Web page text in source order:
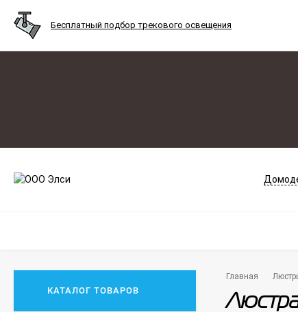
Бесплатный подбор трекового освещения
КАТАЛОГ ТОВАРОВ
Главная